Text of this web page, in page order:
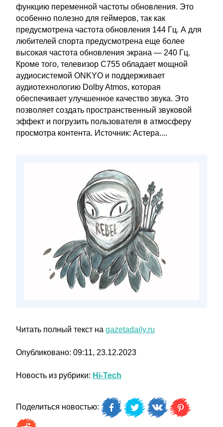
функцию переменной частоты обновления. Это
особенно полезно для геймеров, так как
предусмотрена частота обновления 144 Гц. А для
любителей спорта предусмотрена еще более
высокая частота обновления экрана — 240 Гц.
Кроме того, телевизор C755 обладает мощной
аудиосистемой ONKYO и поддерживает
аудиотехнологию Dolby Atmos, которая
обеспечивает улучшенное качество звука. Это
позволяет создать пространственный звуковой
эффект и погрузить пользователя в атмосферу
просмотра контента. Источник: Астера....
Читать полный текст на gazetadaily.ru
Опубликовано: 09:11, 23.12.2023
Новость из рубрики: Hi-Tech
Поделиться новостью: